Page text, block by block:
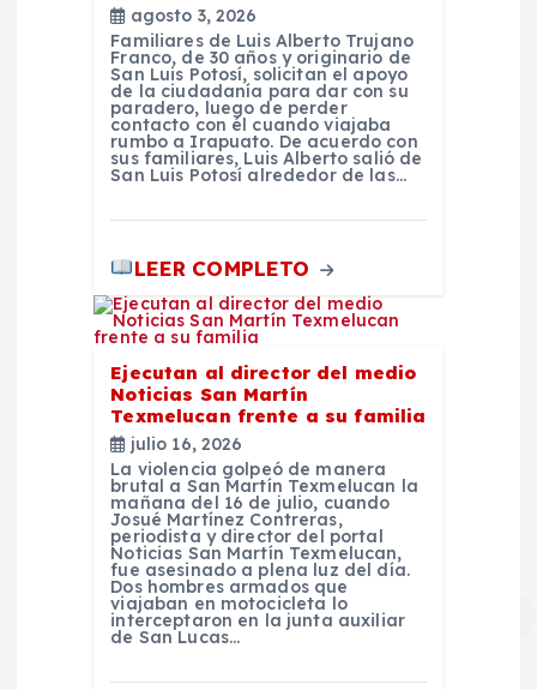
agosto 3, 2026
Familiares de Luis Alberto Trujano
Franco, de 30 años y originario de
San Luis Potosí, solicitan el apoyo
de la ciudadanía para dar con su
paradero, luego de perder
contacto con él cuando viajaba
rumbo a Irapuato. De acuerdo con
sus familiares, Luis Alberto salió de
San Luis Potosí alrededor de las…
LEER COMPLETO
Ejecutan al director del medio
Noticias San Martín
Texmelucan frente a su familia
julio 16, 2026
La violencia golpeó de manera
brutal a San Martín Texmelucan la
mañana del 16 de julio, cuando
Josué Martínez Contreras,
periodista y director del portal
Noticias San Martín Texmelucan,
fue asesinado a plena luz del día.
Dos hombres armados que
viajaban en motocicleta lo
interceptaron en la junta auxiliar
de San Lucas…